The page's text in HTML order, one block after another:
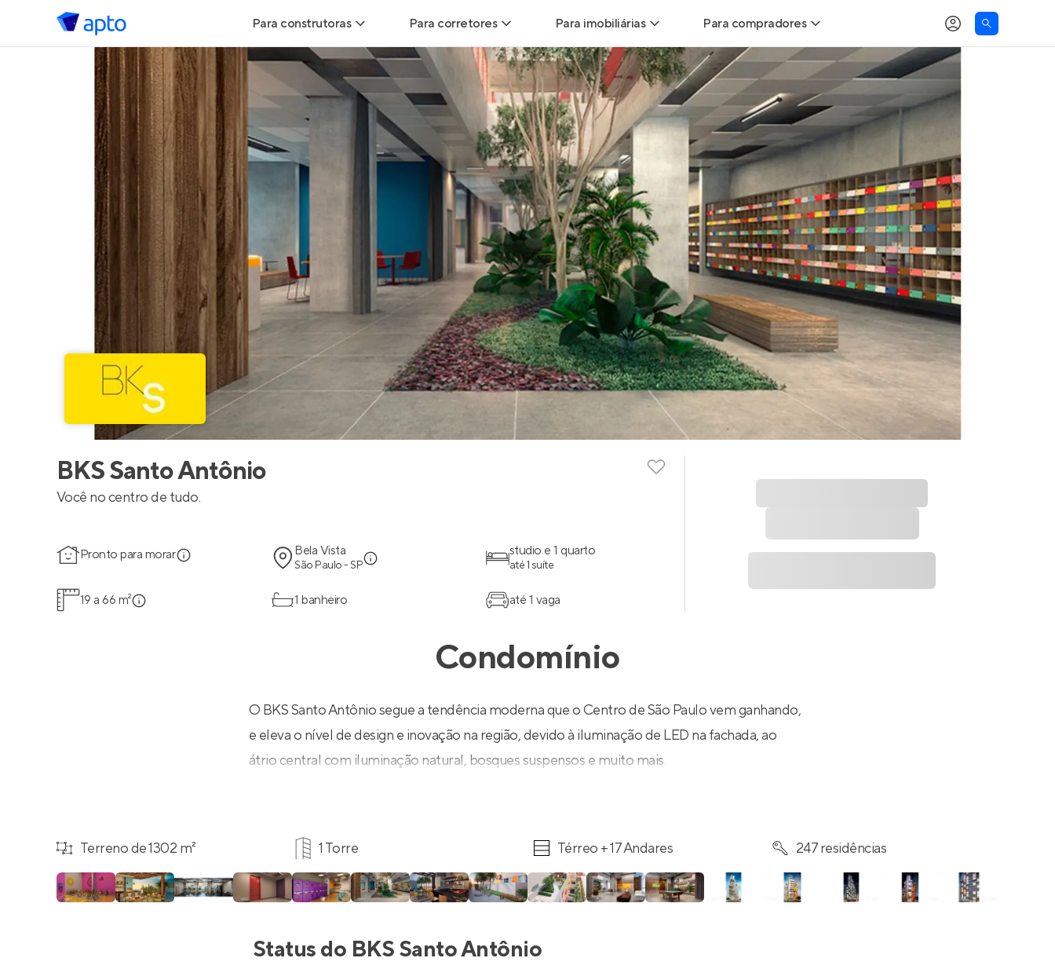
Para construtoras
Geração de Leads
Geração de Visitas
Geração de Vendas
Parcerias Imobiliárias
Anunciar Imóveis
Para corretores
Leads para Corretores
Corretor+
Parcerias imobiliárias
Hub de Corretores
Perfil Verificado
Anunciar imóveis
Para imobiliárias
Leads para Imobiliárias
Hub de imobiliárias
Anunciar imóveis
Para compradores
Buscar um imóvel novo
Calcule seu Poder de Compra
Comprar x Alugar
Correção do INCC
Simulador de Financiamento
Encontre um corretor
BKS Santo Antônio
Você no centro de tudo.
Pronto para morar Bela Vista
São Paulo - SP
studio e 1 quarto
até 1 suíte
19 a 66 m² 1 banheiro até 1 vaga
Condomínio
O BKS Santo Antônio segue a tendência moderna que o Centro de São Paulo vem ganhando,
e eleva o nível de design e inovação na região, devido à iluminação de LED na fachada, ao
átrio central com iluminação natural, bosques suspensos e muito mais.
Terreno de 1302 m² 1 Torre Térreo + 17 Andares 247 residências
Status do BKS Santo Antônio